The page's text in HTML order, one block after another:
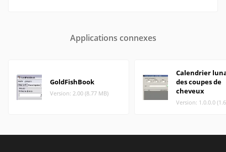
Applications connexes
GoldFishBook
Version: 2.00 (8.77 MB)
Calendrier
des coupes de
cheveux
Version: 1.0.0.0